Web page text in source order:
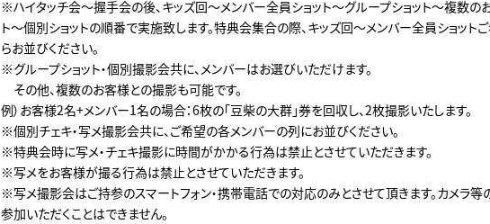
※ハイタッチ会～握手会の後、キッズ回～メンバー全員ショット～グループショット～複数の
ト～個別ショットの順番で実施致します。特典会集合の際、キッズ回～メンバー全員ショット
らお並びください。
※グループショット・個別撮影会共に、メンバーはお選びいただけます。
その他、複数のお客様との撮影も可能です。
例）お客様2名+メンバー1名の場合：6枚の「豆柴の大群」券を回収し、2枚撮影いたします。
※個別チェキ・写メ撮影会共に、ご希望の各メンバーの列にお並びください。
※特典会時に写メ・チェキ撮影に時間がかかる行為は禁止とさせていただきます。
※写メをお客様が撮る行為は禁止とさせていただきます。
※写メ撮影会はご持参のスマートフォン・携帯電話での対応のみとさせて頂きます。カメラ
参加いただくことはできません。